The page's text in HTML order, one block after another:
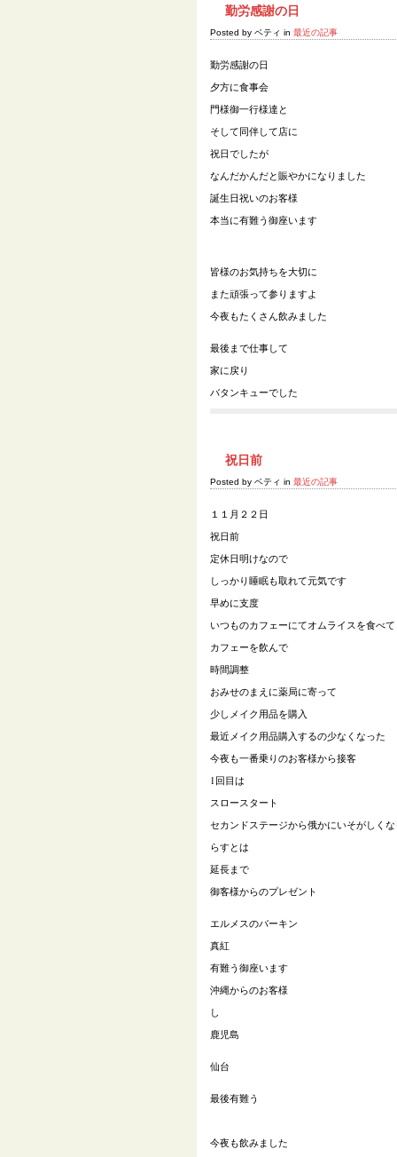
勤労感謝の日
Posted by ベティ in 最近の記事
勤労感謝の日
夕方に食事会
門様御一行様達と
そして同伴して店に
祝日でしたが
なんだかんだと賑やかになりました
誕生日祝いのお客様
本当に有難う御座います
皆様のお気持ちを大切に
また頑張って参りますよ
今夜もたくさん飲みました
最後まで仕事して
家に戻り
バタンキューでした
祝日前
Posted by ベティ in 最近の記事
１１月２２日
祝日前
定休日明けなので
しっかり睡眠も取れて元気です
早めに支度
いつものカフェーにてオムライスを食べて
カフェーを飲んで
時間調整
おみせのまえに薬局に寄って
少しメイク用品を購入
最近メイク用品購入するの少なくなった
今夜も一番乗りのお客様から接客
1 回目は
スロースタート
セカンドステージから俄かにいそがしく
らすとは
延長まで
御客様からのプレゼント
エルメスのバーキン
真紅
有難う御座います
沖縄からのお客様
し
鹿児島
仙台
最後有難う
今夜も飲みました